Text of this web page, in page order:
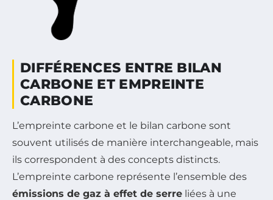
DIFFÉRENCES ENTRE BILAN
CARBONE ET EMPREINTE
CARBONE
L’empreinte carbone et le bilan carbone sont
souvent utilisés de manière interchangeable, mais
ils correspondent à des concepts distincts.
L’empreinte carbone représente l’ensemble des
émissions de gaz à effet de serre liées à une